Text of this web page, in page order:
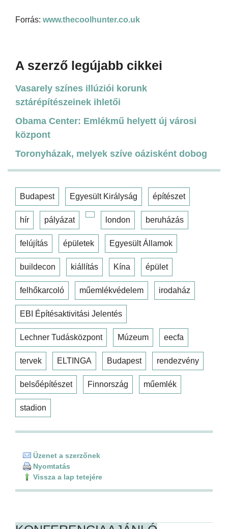
Forrás: www.thecoolhunter.co.uk
A szerző legújabb cikkei
Vasarely színes illúziói korunk
sztárépítészeinek ihletői
Obama Center: Emlékmű helyett új városi
központ
Toronyházak, melyek szíve oázisként dobog
Budapest Egyesült Királyság építészet
hír pályázat london beruházás
felújítás épületek Egyesült Államok
buildecon kiállítás Kína épület
felhőkarcoló műemlékvédelem irodaház
EBI Építésaktivitási Jelentés
Lechner Tudásközpont Múzeum eecfa
tervek ELTINGA Budapest rendezvény
belsőépítészet Finnország műemlék
stadion
Üzenet a szerzőnek
Nyomtatás
Vissza a lap tetejére